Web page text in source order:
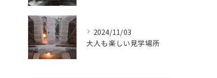
2024/11/03
大人も楽しい見学場所